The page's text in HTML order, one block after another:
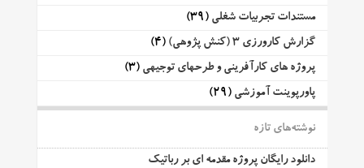
مستندات تجربیات شغلی (39)
گزارش کارورزی 3 (کنش پژوهی)
(4)
پروژه های کارآفرینی و طرحهای توجیهی (3)
پاورپوینت آموزشی (29)
نوشته‌های تازه
دانلود رایگان پروژه مقدمه ای بر رباتیک